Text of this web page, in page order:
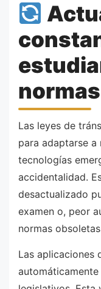
Las leyes de
para adaptarse a
tecnologías
accidentalidad.
desactualizado
examen o, peor
normas
Las aplicaciones